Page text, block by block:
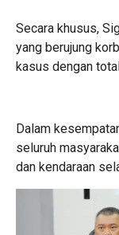
Secara khusus,
yang berujung
kasus dengan
Dalam
seluruh
dan kendaraan